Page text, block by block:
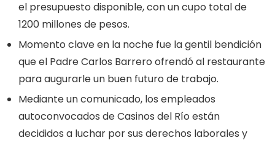
el presupuesto disponible, con un cupo total de
1200 millones de pesos.
Momento clave en la noche fue la gentil bendición
que el Padre Carlos Barrero ofrendó al restaurante
para augurarle un buen futuro de trabajo.
Mediante un comunicado, los empleados
autoconvocados de Casinos del Río están
decididos a luchar por sus derechos laborales y